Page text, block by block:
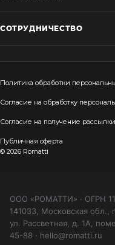
СОТРУДНИЧЕСТВО
Политика обработки
Согласие на обработку
Согласие на получение рассылки
Публичная оферта
© 2026 Romatti
ООО «РОМАТТИ» · ОГРН
141033, Московская
ул. Рассветная, д. 1А,
45-88 · hello@romatti.ru